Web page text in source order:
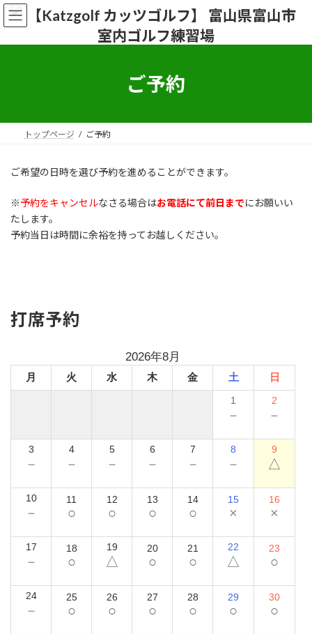
コ
ン
ン
ナ
ビ
ー
ご予約
トップページ ご予約
ご希望の日時を選び予約を進めることができます。
※予約をキャンセルなさる場合はお電話にて前日までにお願いい
たします。
予約当日は時間に余裕を持ってお越しください。
打席予約
2026年8月
月 火 水 木 金 土 日
1
－
2
－
3
－
4
－
5
－
6
－
7
－
8
－
9
△
10
－
11
○
12
○
13
○
14
○
15
×
16
×
17
－
18
○
19
△
20
○
21
○
22
△
23
○
24
－
25
○
26
○
27
○
28
○
29
○
30
○